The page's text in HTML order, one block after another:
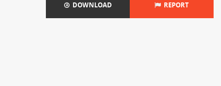
DOWNLOAD REPORT